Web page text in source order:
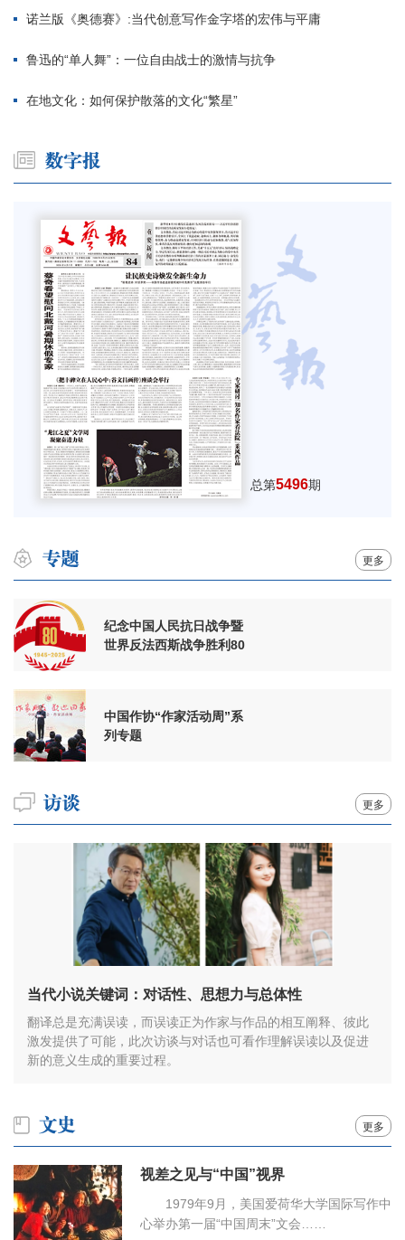
诺兰版《奥德赛》:当代创意写作金字塔的宏伟与平庸
鲁迅的“单人舞”：一位自由战士的激情与抗争
在地文化：如何保护散落的文化“繁星”
总第5496期
更多
纪念中国人民抗日战争暨
世界反法西斯战争胜利80
中国作协“作家活动周”系
列专题
更多
当代小说关键词：对话性、思想力与总体性
翻译总是充满误读，而误读正为作家与作品的相互阐释、彼此
激发提供了可能，此次访谈与对话也可看作理解误读以及促进
新的意义生成的重要过程。
更多
视差之见与“中国”视界
1979年9月，美国爱荷华大学国际写作中
心举办第一届“中国周末”文会……